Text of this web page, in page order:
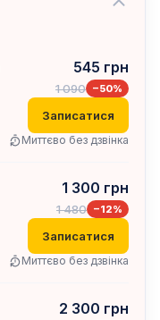
545 грн
1 090 −50%
Записатися
Миттєво без дзвінка
1 300 грн
1 480 −12%
Записатися
Миттєво без дзвінка
2 300 грн